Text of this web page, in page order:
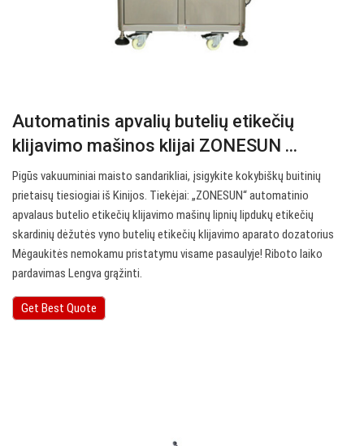
Automatinis apvalių butelių etikečių
klijavimo mašinos klijai ZONESUN ...
Pigūs vakuuminiai maisto sandarikliai, įsigykite kokybiškų buitinių
prietaisų tiesiogiai iš Kinijos. Tiekėjai: „ZONESUN“ automatinio
apvalaus butelio etikečių klijavimo mašinų lipnių lipdukų etikečių
skardinių dėžutės vyno butelių etikečių klijavimo aparato dozatorius
Mėgaukitės nemokamu pristatymu visame pasaulyje! Riboto laiko
pardavimas Lengva grąžinti.
Get Best Quote